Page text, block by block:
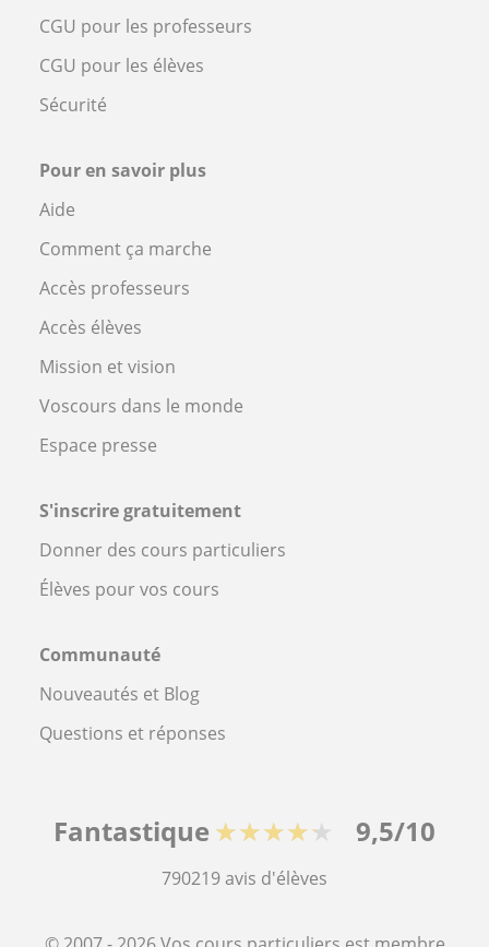
CGU pour les professeurs
CGU pour les élèves
Sécurité
Pour en savoir plus
Aide
Comment ça marche
Accès professeurs
Accès élèves
Mission et vision
Voscours dans le monde
Espace presse
S'inscrire gratuitement
Donner des cours particuliers
Élèves pour vos cours
Communauté
Nouveautés et Blog
Questions et réponses
Fantastique ★★★★★ 9,5/10
790219avis d'élèves